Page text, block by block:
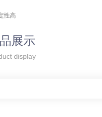
性高
展示
display